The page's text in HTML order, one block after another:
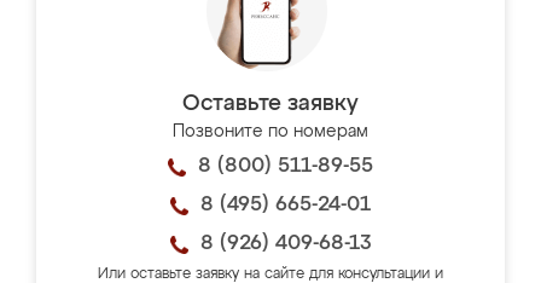
Оставьте заявку
Позвоните по номерам
8 (800) 511-89-55
8 (495) 665-24-01
8 (926) 409-68-13
Или оставьте заявку на сайте для консультации и